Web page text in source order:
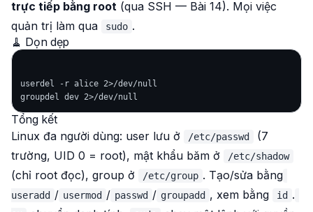
trực tiếp bằng root (qua SSH — Bài 14). Mọi việc
quản trị làm qua
sudo .
🧹 Dọn dẹp
userdel -r alice 2>/dev/null
Tổng kết
Linux đa người dùng: user lưu ở
/etc/passwd
(7
trường, UID 0 = root), mật khẩu băm ở
/etc/shadow
(chỉ root đọc), group ở /etc/group . Tạo/sửa bằng
useradd / usermod / passwd / groupadd , xem bằng id .